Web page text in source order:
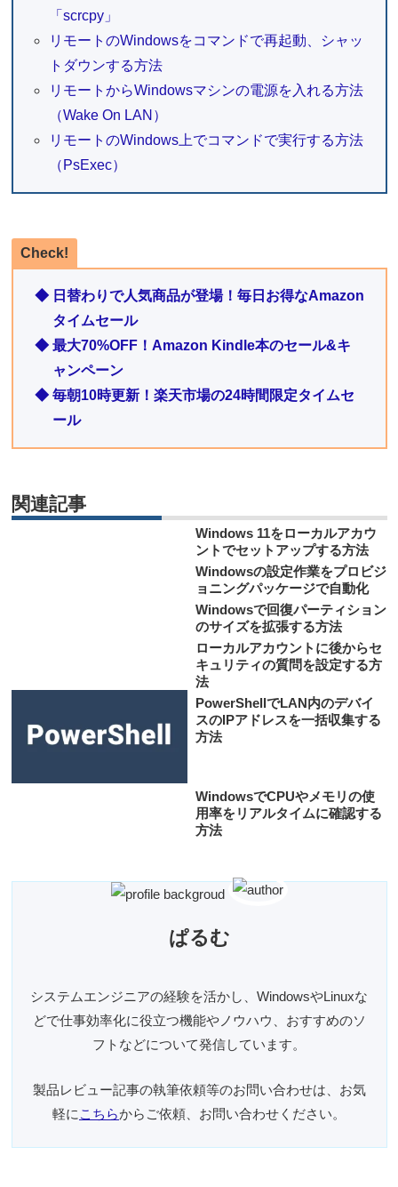
「scrcpy」
リモートのWindowsをコマンドで再起動、シャッ
トダウンする方法
リモートからWindowsマシンの電源を入れる方法
（Wake On LAN）
リモートのWindows上でコマンドで実行する方法
（PsExec）
Check!
◆ 日替わりで人気商品が登場！毎日お得なAmazon
タイムセール
◆ 最大70%OFF！Amazon Kindle本のセール&キ
ャンペーン
◆ 毎朝10時更新！楽天市場の24時間限定タイムセ
ール
関連記事
Windows 11をローカルアカウ
ントでセットアップする方法
Windowsの設定作業をプロビジ
ョニングパッケージで自動化
Windowsで回復パーティション
のサイズを拡張する方法
ローカルアカウントに後からセ
キュリティの質問を設定する方
法
PowerShellでLAN内のデバイ
スのIPアドレスを一括収集する
方法
WindowsでCPUやメモリの使
用率をリアルタイムに確認する
方法
ぱるむ
システムエンジニアの経験を活かし、WindowsやLinuxな
どで仕事効率化に役立つ機能やノウハウ、おすすめのソ
フトなどについて発信しています。
製品レビュー記事の執筆依頼等のお問い合わせは、お気
軽に こちらからご依頼、お問い合わせください。